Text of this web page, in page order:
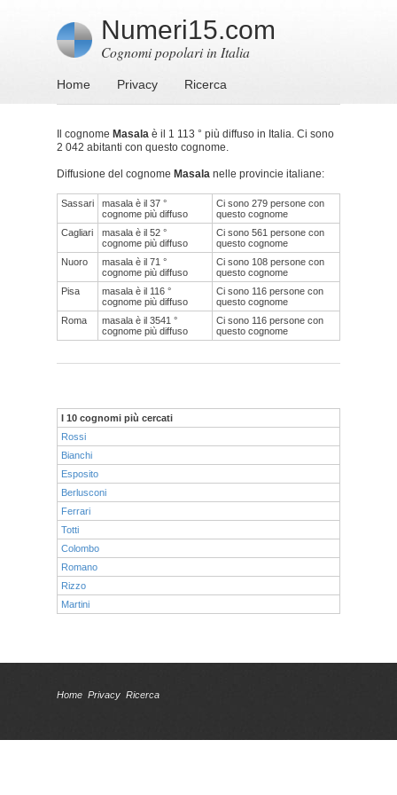
Numeri15.com
Cognomi popolari in Italia
Home Privacy Ricerca
Il cognome Masala è il 1 113 ° più diffuso in Italia. Ci sono
2 042 abitanti con questo cognome.
Diffusione del cognome Masala nelle provincie italiane:
Sassari
masala è il 37 °
cognome più diffuso
Ci sono 279 persone con
questo cognome
Cagliari
masala è il 52 °
cognome più diffuso
Ci sono 561 persone con
questo cognome
Nuoro
masala è il 71 °
cognome più diffuso
Ci sono 108 persone con
questo cognome
Pisa
masala è il 116 °
cognome più diffuso
Ci sono 116 persone con
questo cognome
Roma
masala è il 3541 °
cognome più diffuso
Ci sono 116 persone con
questo cognome
I 10 cognomi più cercati
Rossi
Bianchi
Esposito
Berlusconi
Ferrari
Totti
Colombo
Romano
Rizzo
Martini
Home Privacy Ricerca